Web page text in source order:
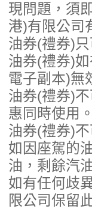
現問題，須
港)有限公司
油券(禮券)
油券(禮券)
電子副本)無
油券(禮券)
惠同時使用
油券(禮券)
如因座駕的
油，剩餘汽
如有任何歧
限公司保留